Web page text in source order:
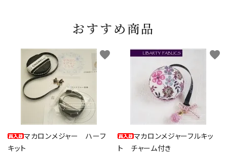
おすすめ商品
マカロンメジャー ハーフ
キット
favorite
マカロンメジャーフルキッ
ト チャーム付き
favorite